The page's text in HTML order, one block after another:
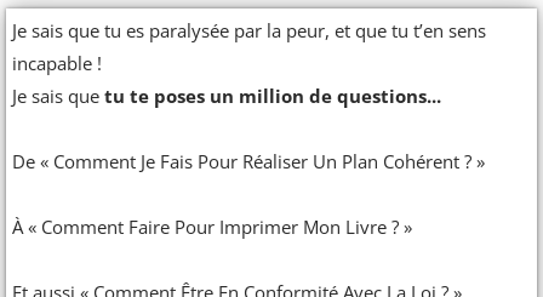
Je sais que tu es paralysée par la peur, et que tu t’en sens
incapable !
Je sais que tu te poses un million de questions...
De « Comment Je Fais Pour Réaliser Un Plan Cohérent ? »
À « Comment Faire Pour Imprimer Mon Livre ? »